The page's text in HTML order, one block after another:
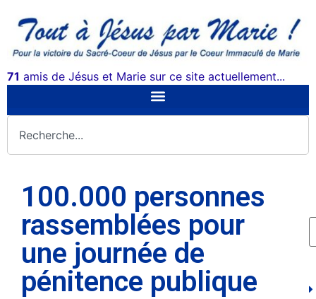
71 amis de Jésus et Marie sur ce site actuellement...
100.000 personnes
rassemblées pour
une journée de
pénitence publique